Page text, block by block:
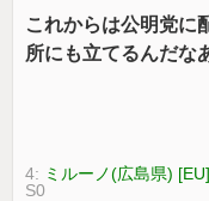
これからは公明党に
所にも立てるんだな
4: ミルーノ(広島県) [EU]
S0